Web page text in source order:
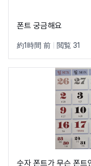
폰트 궁금해요
約1時間 前 閲覧 31
숫자 폰트가 무슨 폰트